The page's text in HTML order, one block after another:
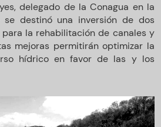
delegado de la Conagua en la
destinó una inversión de dos
para la rehabilitación de canales y
mejoras permitirán optimizar la
hídrico en favor de las y los